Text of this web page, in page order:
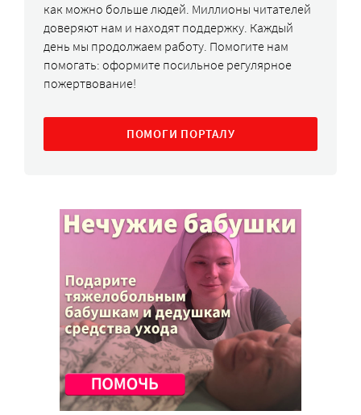
как можно больше людей. Миллионы читателей
доверяют нам и находят поддержку. Каждый
день мы продолжаем работу. Помогите нам
помогать: оформите посильное регулярное
пожертвование!
ПОМОГИ ПОРТАЛУ